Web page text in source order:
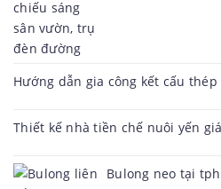
Hướng dẫn gia công kết cấu
Thiết kế nhà tiền chế nuôi yến
Bulong neo tại